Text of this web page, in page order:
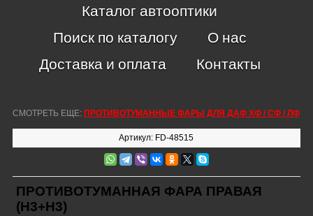
Каталог автооптики
Поиск по каталогу
О нас
Доставка и оплата
Контакты
СМОТРЕТЬ ЕЩЕ: ПРОТИВОТУМАННЫЕ ФАРЫ ДЛЯ ДАФ ХФ / СФ / ЛФ
Артикул: FD-48515
ПРОТИВОТУМАННАЯ ФАРА ПРАВАЯ
(Н3+Н3)